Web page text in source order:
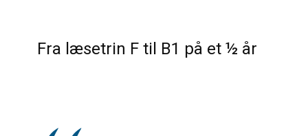
Fra læsetrin F til B1 på et ½ år